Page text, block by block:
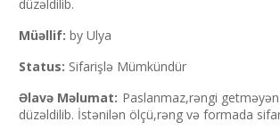
düzəldilib.
Müəllif: by Ulya
Status: Sifarişlə Mümkündür
Əlavə Məlumat: Paslanmaz,rəngi
düzəldilib. İstənilən ölçü,rəng və formada